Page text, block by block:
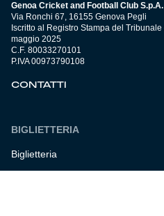
Genoa Cricket and Football Club S.p.A.
Via Ronchi 67, 16155 Genova Pegli
Iscritto al Registro Stampa del
maggio 2025
C.F. 80033270101
P.IVA 00973790108
CONTATTI
BIGLIETTERIA
Biglietteria